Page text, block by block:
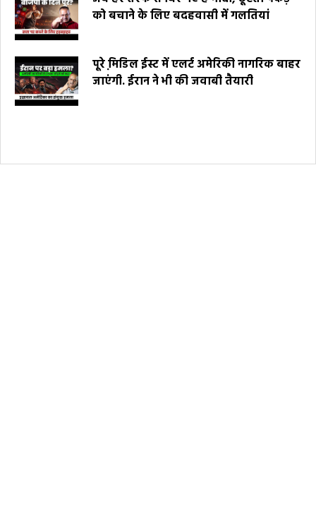
को बचाने के लिए बदहवासी में गलतियां
पूरे मि़डिल ईस्ट में एलर्ट अमेरिकी नागरिक बाहर
जाएंगी. ईरान ने भी की जवाबी तैयारी